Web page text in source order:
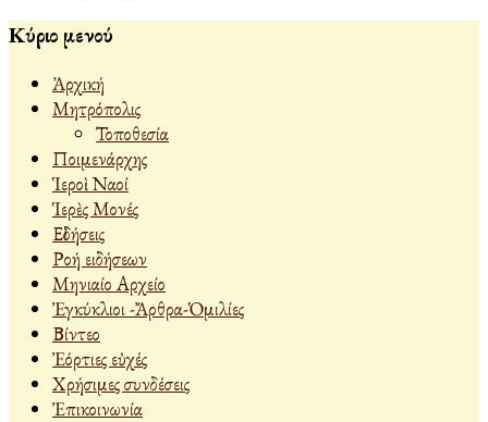
Κύριο μενού
Ἀρχική
Μητρόπολις
Τοποθεσία
Ποιμενάρχης
Ἱεροὶ Ναοί
Ἱερὲς Μονές
Εἰδήσεις
Ροή ειδήσεων
Μηνιαίο Αρχείο
Ἐγκύκλιοι -Ἄρθρα-Ὁμιλίες
Βίντεο
Ἐόρτιες εὐχές
Χρήσιμες συνδέσεις
Ἐπικοινωνία